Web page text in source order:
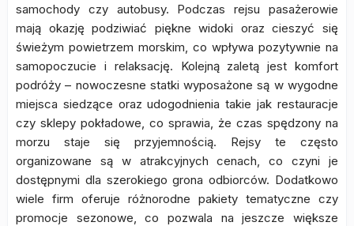
samochody czy autobusy. Podczas rejsu pasażerowie
mają okazję podziwiać piękne widoki oraz cieszyć się
świeżym powietrzem morskim, co wpływa pozytywnie na
samopoczucie i relaksację. Kolejną zaletą jest komfort
podróży – nowoczesne statki wyposażone są w wygodne
miejsca siedzące oraz udogodnienia takie jak restauracje
czy sklepy pokładowe, co sprawia, że czas spędzony na
morzu staje się przyjemnością. Rejsy te często
organizowane są w atrakcyjnych cenach, co czyni je
dostępnymi dla szerokiego grona odbiorców. Dodatkowo
wiele firm oferuje różnorodne pakiety tematyczne czy
promocje sezonowe, co pozwala na jeszcze większe